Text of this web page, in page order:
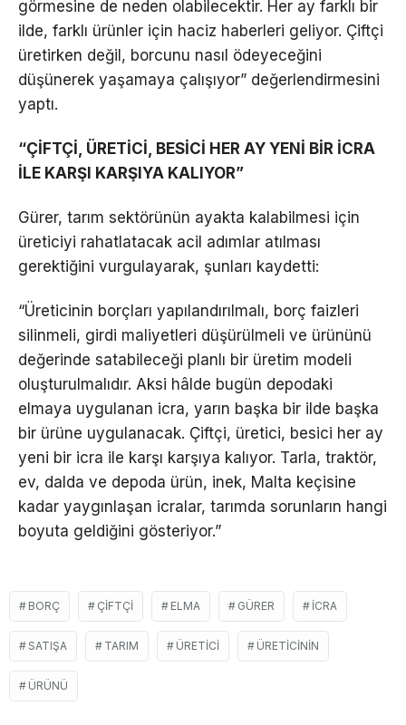
görmesine de neden olabilecektir. Her ay farklı bir
ilde, farklı ürünler için haciz haberleri geliyor. Çiftçi
üretirken değil, borcunu nasıl ödeyeceğini
düşünerek yaşamaya çalışıyor” değerlendirmesini
yaptı.
“ÇİFTÇİ, ÜRETİCİ, BESİCİ HER AY YENİ BİR İCRA
İLE KARŞI KARŞIYA KALIYOR”
Gürer, tarım sektörünün ayakta kalabilmesi için
üreticiyi rahatlatacak acil adımlar atılması
gerektiğini vurgulayarak, şunları kaydetti:
“Üreticinin borçları yapılandırılmalı, borç faizleri
silinmeli, girdi maliyetleri düşürülmeli ve ürününü
değerinde satabileceği planlı bir üretim modeli
oluşturulmalıdır. Aksi hâlde bugün depodaki
elmaya uygulanan icra, yarın başka bir ilde başka
bir ürüne uygulanacak. Çiftçi, üretici, besici her ay
yeni bir icra ile karşı karşıya kalıyor. Tarla, traktör,
ev, dalda ve depoda ürün, inek, Malta keçisine
kadar yaygınlaşan icralar, tarımda sorunların hangi
boyuta geldiğini gösteriyor.”
BORÇ ÇIFTÇI ELMA GÜRER İCRA
SATIŞA TARIM ÜRETICI ÜRETICININ
ÜRÜNÜ